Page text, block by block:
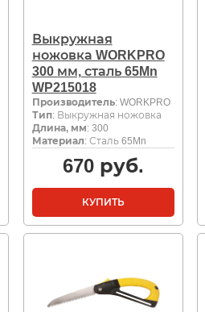
Выкружная
ножовка WORKPRO
300 мм, сталь 65Mn
WP215018
Производитель: WORKPRO
Тип: Выкружная ножовка
Длина, мм: 300
Материал: Сталь 65Mn
670руб.
КУПИТЬ